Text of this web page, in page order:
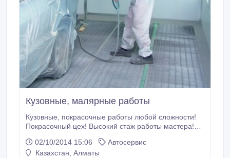
Кузовные, малярные работы
Кузовные, покрасочные работы любой сложности!
Покрасочный цех! Высокий стаж работы мастера!
спойлеров, молдингов, зеркал, реставрация
пластика, установка аксессуаров. Качественный
02/10/2014 15:06
Автосервис
Казахстан, Алматы